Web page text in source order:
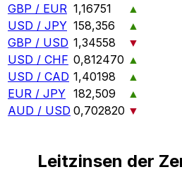
GBP / EUR 1,16751
▲
USD / JPY 158,356
▲
GBP / USD 1,34558
▼
USD / CHF 0,812470 ▲
USD / CAD 1,40198
▲
EUR / JPY 182,509
▲
AUD / USD 0,702820 ▼
Leitzinsen der